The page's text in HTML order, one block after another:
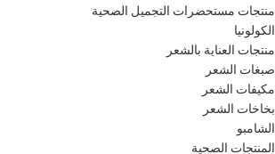
منتجات مستحضرات التجميل الصحية
الكولونيا
منتجات العناية بالشعر
صبغات الشعر
مكيفات الشعر
بخاخات الشعر
الشامبو
المنتجات الصحية